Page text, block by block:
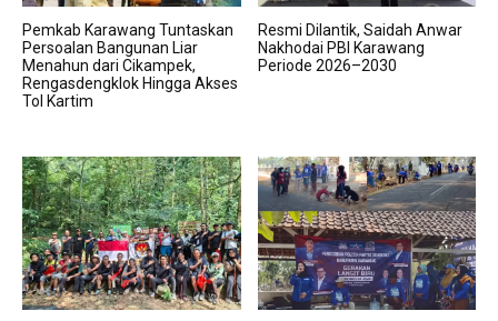
Pemkab Karawang Tuntaskan
Persoalan Bangunan Liar
Menahun dari Cikampek,
Rengasdengklok Hingga Akses
Tol Kartim
Resmi Dilantik, Saidah Anwar
Nakhodai PBI Karawang
Periode 2026–2030